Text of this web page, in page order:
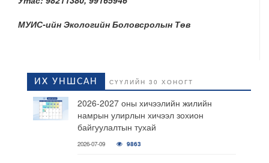
МУИС-ийн Экологийн Боловсролын Төв
ИХ УНШСАН СҮҮЛИЙН 30 ХОНОГТ
2026-2027 оны хичээлийн жилийн
намрын улирлын хичээл зохион
байгуулалтын тухай
2026-07-09 9863